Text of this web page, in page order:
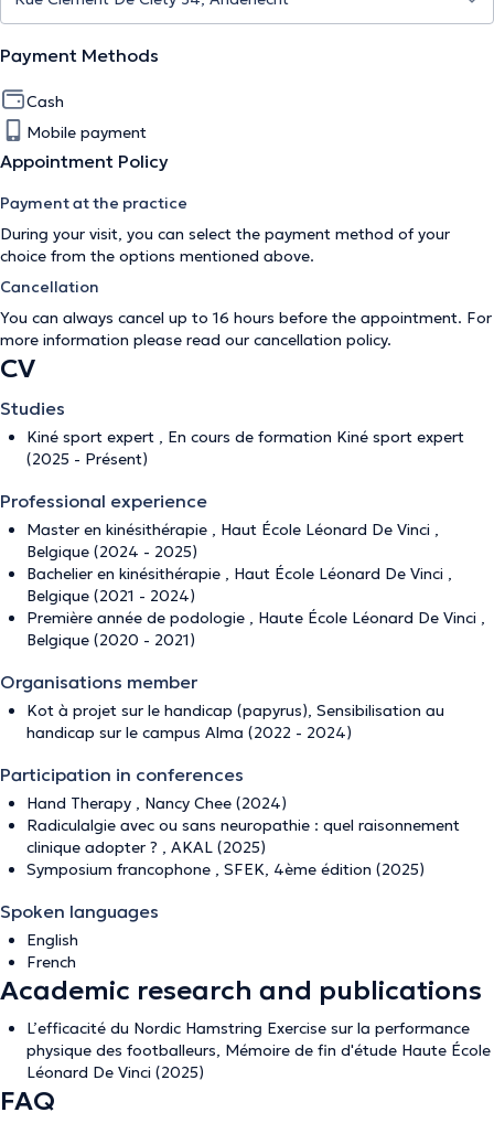
Payment Methods
Cash
Mobile payment
Appointment Policy
Payment at the practice
During your visit, you can select the payment method of your
choice from the options mentioned above.
Cancellation
You can always cancel up to 16 hours before the appointment. For
more information please read our cancellation policy.
CV
Studies
Kiné sport expert , En cours de formation Kiné sport expert
(2025 - Présent)
Professional experience
Master en kinésithérapie , Haut École Léonard De Vinci ,
Belgique (2024 - 2025)
Bachelier en kinésithérapie , Haut École Léonard De Vinci ,
Belgique (2021 - 2024)
Première année de podologie , Haute École Léonard De Vinci ,
Belgique (2020 - 2021)
Organisations member
Kot à projet sur le handicap (papyrus), Sensibilisation au
handicap sur le campus Alma (2022 - 2024)
Participation in conferences
Hand Therapy , Nancy Chee (2024)
Radiculalgie avec ou sans neuropathie : quel raisonnement
clinique adopter ? , AKAL (2025)
Symposium francophone , SFEK, 4ème édition (2025)
Spoken languages
English
French
Academic research and publications
L’efficacité du Nordic Hamstring Exercise sur la performance
physique des footballeurs, Mémoire de fin d'étude Haute École
Léonard De Vinci (2025)
FAQ